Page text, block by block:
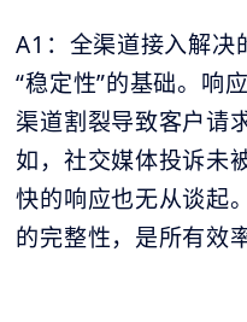
A1：全渠道接入解决
“稳定性”的基础。响
渠道割裂导致客户请
如，社交媒体投诉未
快的响应也无从谈起
的完整性，是所有效